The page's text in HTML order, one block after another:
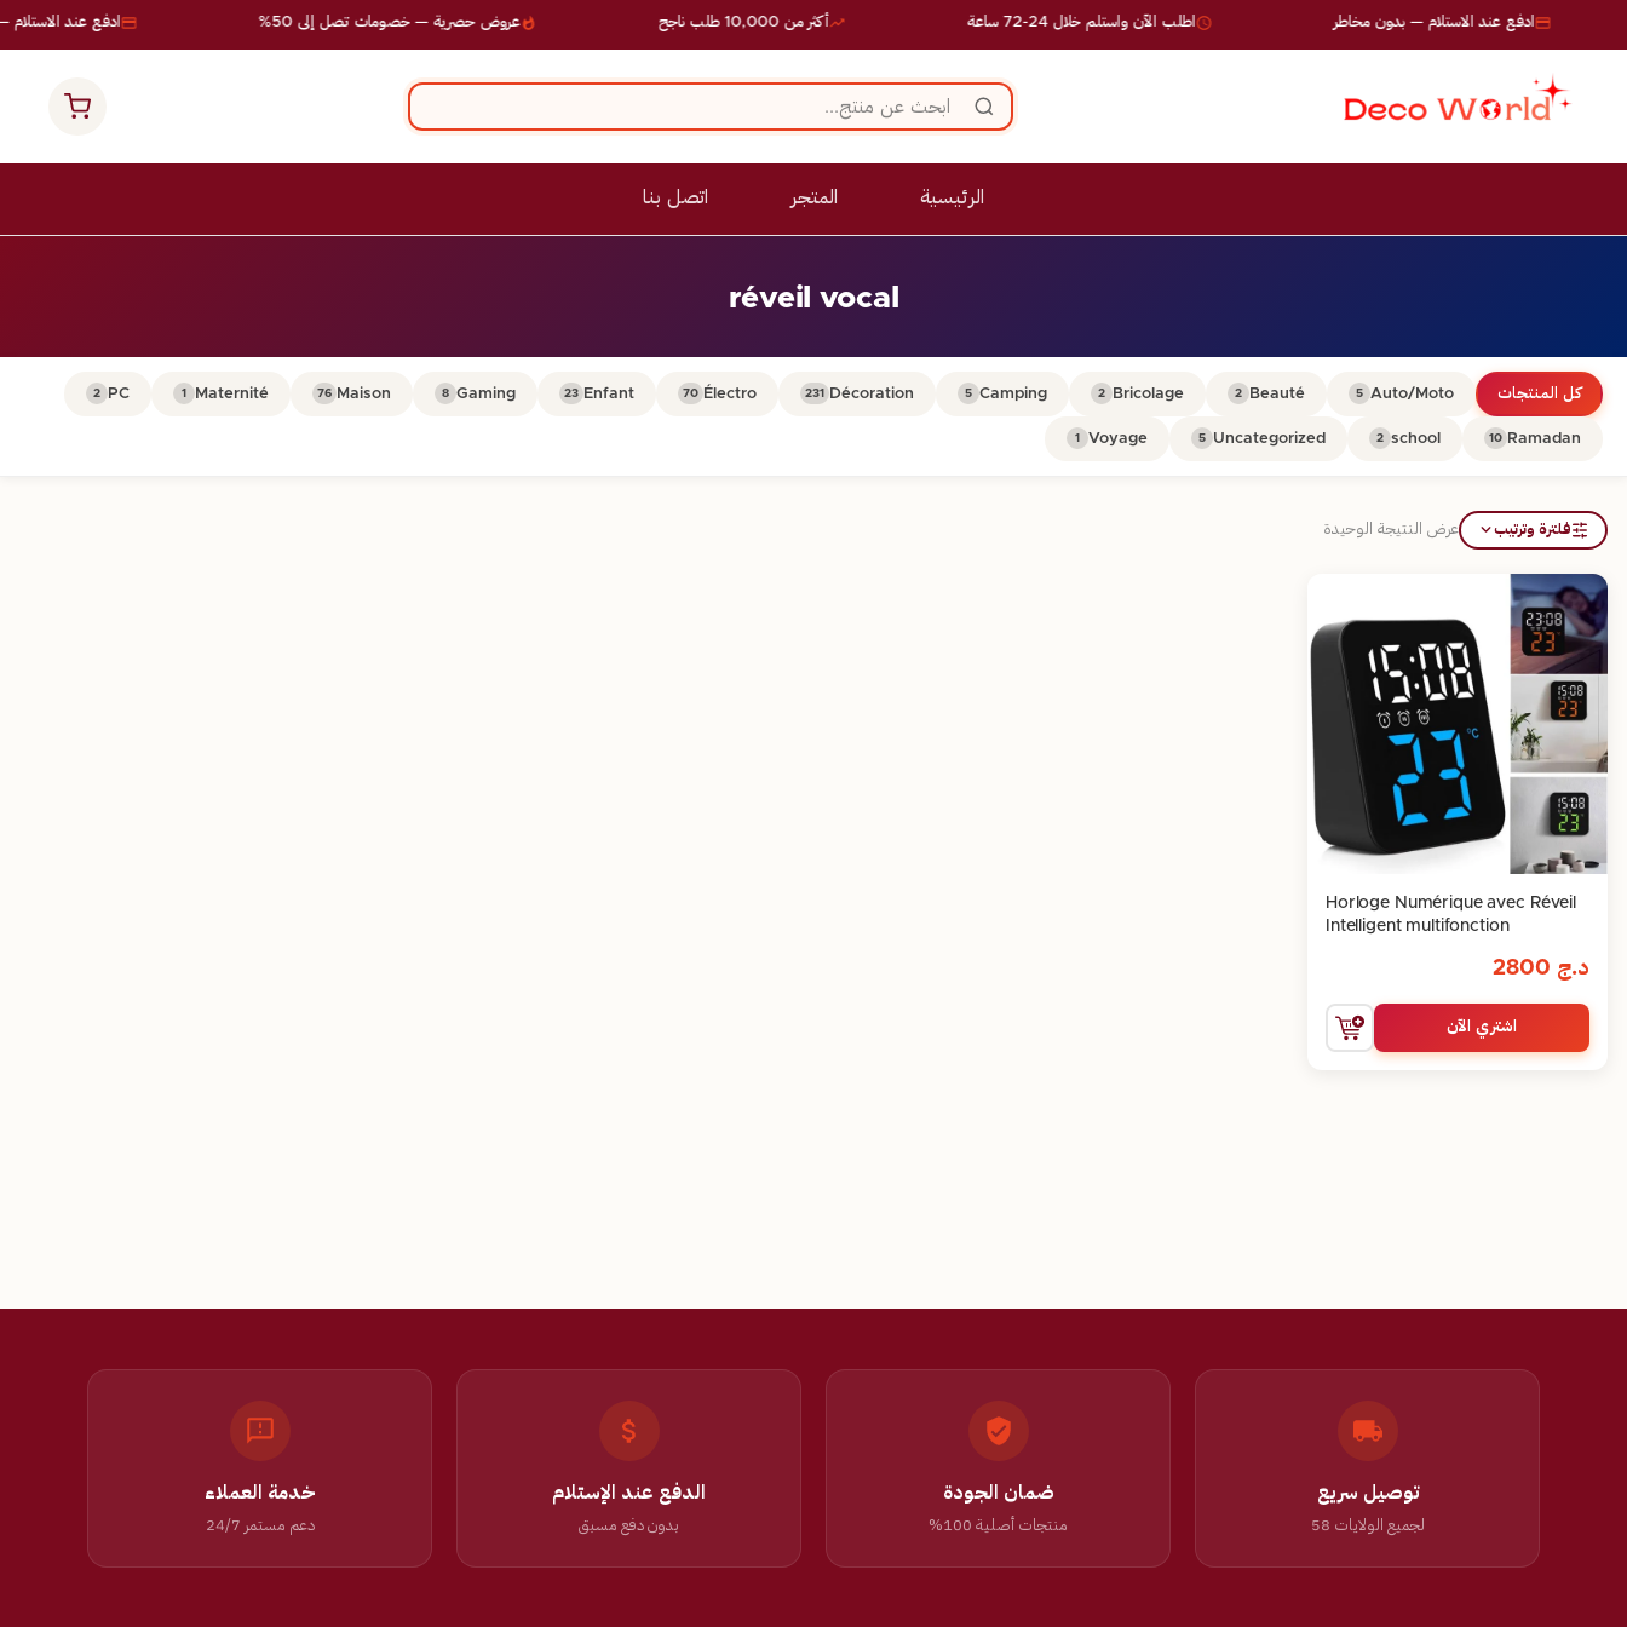
ادفع عند الاستلام — عروض حصرية — خصومات تصل إلى 50% أكثر من 10,000 طلب ناجح اطلب الآن واستلم خلال 24-72 ساعة ادفع عند الاستلام — بدون مخاطر
الرئيسية المتجر اتصل بنا
réveil vocal
كل المنتجات Auto/Moto
5
Beauté
2
Bricolage
2
Camping
5
Décoration
231
Électro
70
Enfant
23
Gaming
8
Maison
76
Maternité
1
PC
2
Ramadan
10
school
2
Uncategorized
5
Voyage
1
فلترة وترتيب عرض النتيجة الوحيدة
Horloge Numérique avec Réveil
Intelligent multifonction
د.ج
اشتري الآن
توصيل سريع
لجميع الولايات 58
ضمان الجودة
منتجات أصلية 100%
الدفع عند الإستلام
بدون دفع مسبق
خدمة العملاء
دعم مستمر 24/7